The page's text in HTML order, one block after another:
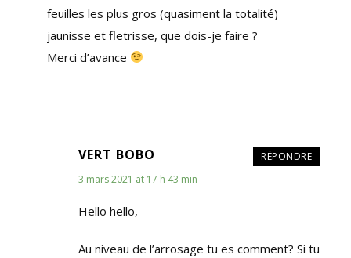
feuilles les plus gros (quasiment la totalité)
jaunisse et fletrisse, que dois-je faire ?
Merci d’avance
RÉPONDRE
VERT BOBO
3 mars 2021 at 17 h 43 min
Hello hello,
Au niveau de l’arrosage tu es comment? Si tu